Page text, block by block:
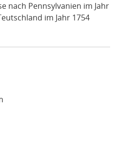
nach Pennsylvanien im Jahr
im Jahr 1754